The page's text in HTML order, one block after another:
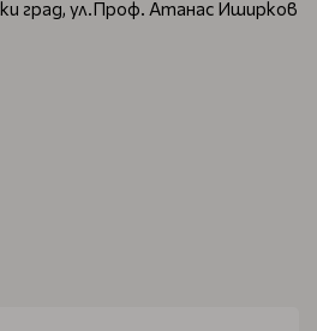
град, ул.Проф. Атанас Иширков